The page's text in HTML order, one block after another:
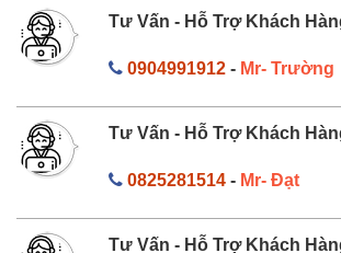
Tư Vấn - Hỗ Trợ Khách
0904991912- Mr- Trường
Tư Vấn - Hỗ Trợ Khách
0825281514- Mr- Đạt
Tư Vấn - Hỗ Trợ Khách